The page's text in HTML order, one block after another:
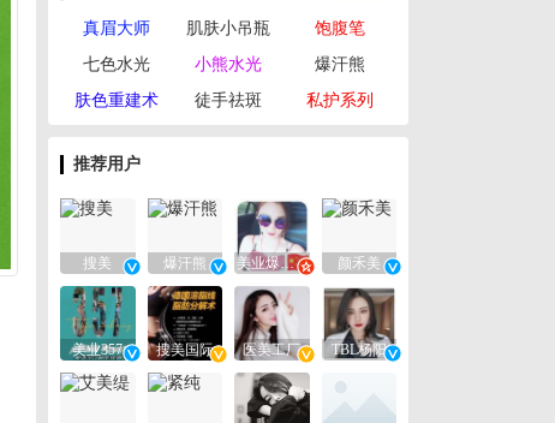
真眉大师 肌肤小吊瓶
饱腹笔
七色水光
小熊水光
爆汗熊
肤色重建术
徒手祛斑 私护系列
推荐用户
搜美 爆汗熊 美业爆款平台 颜禾美
美业357 搜美国际 医美工厂 TBL杨阳